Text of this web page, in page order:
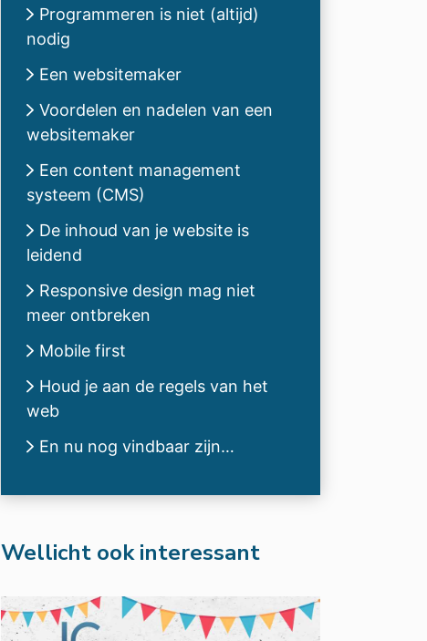
Programmeren is niet (altijd)
nodig
Een websitemaker
Voordelen en nadelen van een
websitemaker
Een content management
systeem (CMS)
De inhoud van je website is
leidend
Responsive design mag niet
meer ontbreken
Mobile first
Houd je aan de regels van het
web
En nu nog vindbaar zijn…
Wellicht ook interessant